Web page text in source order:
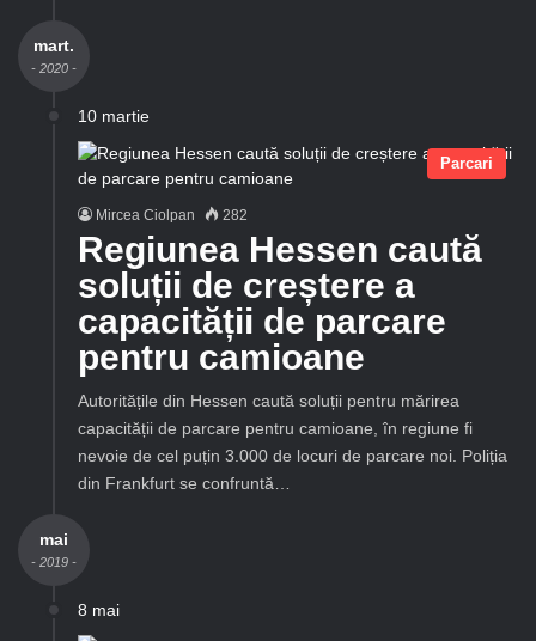
mart.
- 2020 -
10 martie
Parcari
Mircea Ciolpan 282
Regiunea Hessen caută
soluții de creștere a
capacității de parcare
pentru camioane
Autoritățile din Hessen caută soluții pentru mărirea
capacității de parcare pentru camioane, în regiune fi
nevoie de cel puțin 3.000 de locuri de parcare noi. Poliția
din Frankfurt se confruntă…
mai
- 2019 -
8 mai